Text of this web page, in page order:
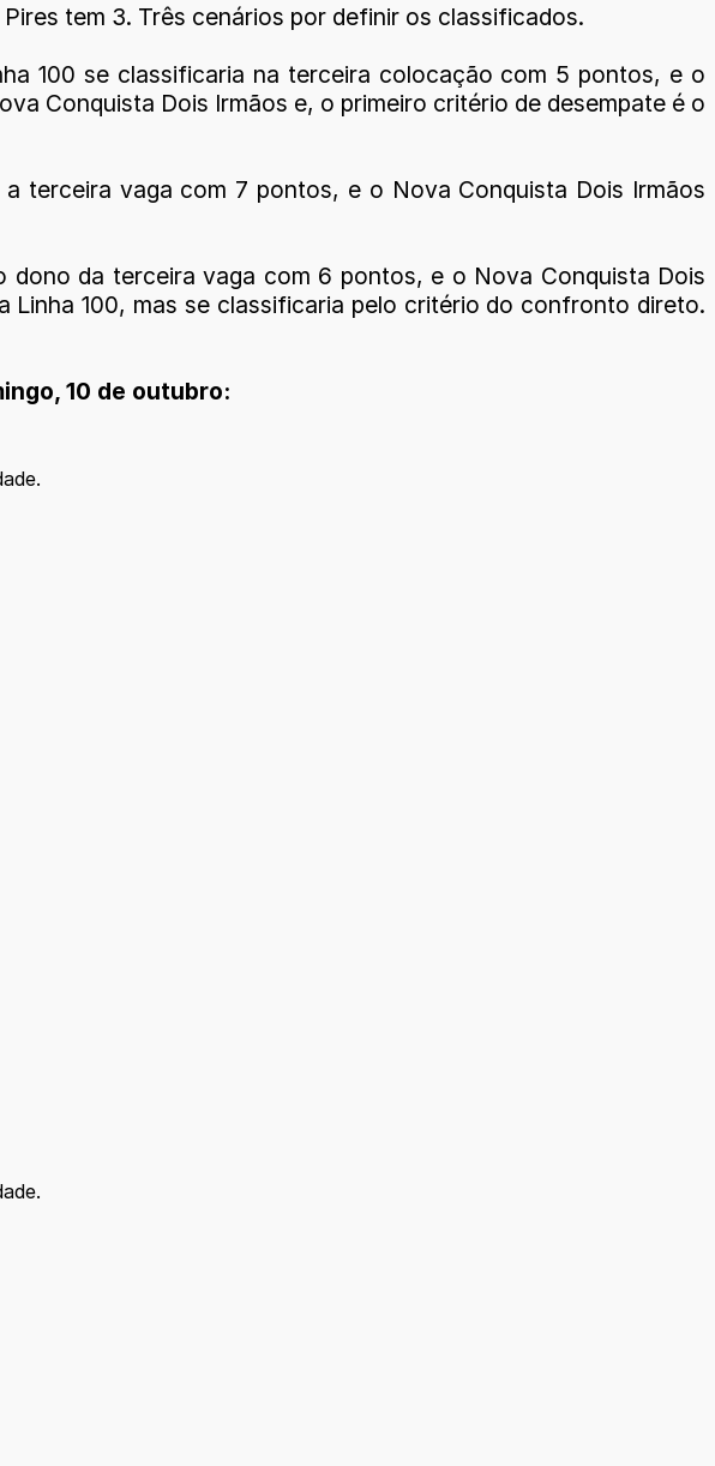
tem 3. Três cenários por definir os classificados.
100 se classificaria na terceira colocação com 5 pontos, e o
Conquista Dois Irmãos e, o primeiro critério de desempate é o
terceira vaga com 7 pontos, e o Nova Conquista Dois Irmãos
da terceira vaga com 6 pontos, e o Nova Conquista Dois
100, mas se classificaria pelo critério do confronto direto.
10 de outubro: